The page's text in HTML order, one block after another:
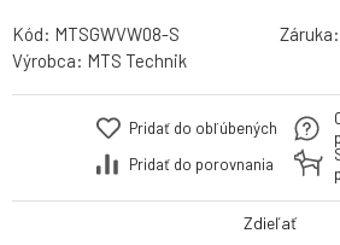
Kód: MTSGWVW08-S Záruka:
Výrobca: MTS Technik
Pridať do obľúbených
Pridať do porovnania
Zdieľať